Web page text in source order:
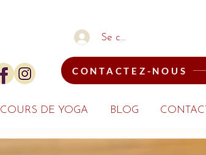
Se connecter
CONTACTEZ-NOUS
COURS DE YOGA BLOG CONTACT